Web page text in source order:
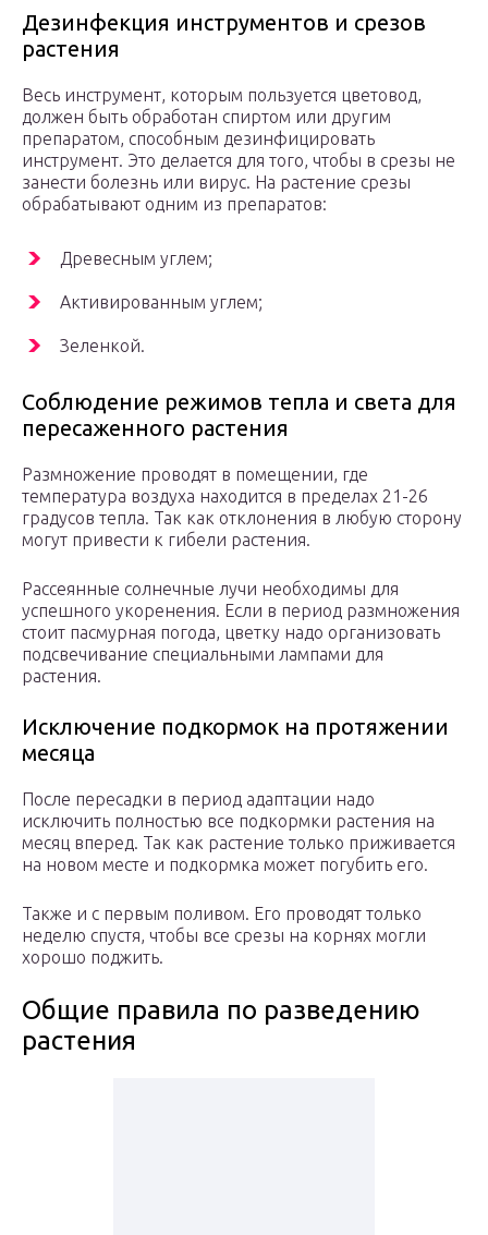
Дезинфекция инструментов и срезов
растения
Весь инструмент, которым пользуется цветовод,
должен быть обработан спиртом или другим
препаратом, способным дезинфицировать
инструмент. Это делается для того, чтобы в срезы не
занести болезнь или вирус. На растение срезы
обрабатывают одним из препаратов:
Древесным углем;
Активированным углем;
Зеленкой.
Соблюдение режимов тепла и света для
пересаженного растения
Размножение проводят в помещении, где
температура воздуха находится в пределах 21-26
градусов тепла. Так как отклонения в любую сторону
могут привести к гибели растения.
Рассеянные солнечные лучи необходимы для
успешного укоренения. Если в период размножения
стоит пасмурная погода, цветку надо организовать
подсвечивание специальными лампами для
растения.
Исключение подкормок на протяжении
месяца
После пересадки в период адаптации надо
исключить полностью все подкормки растения на
месяц вперед. Так как растение только приживается
на новом месте и подкормка может погубить его.
Также и с первым поливом. Его проводят только
неделю спустя, чтобы все срезы на корнях могли
хорошо поджить.
Общие правила по разведению
растения